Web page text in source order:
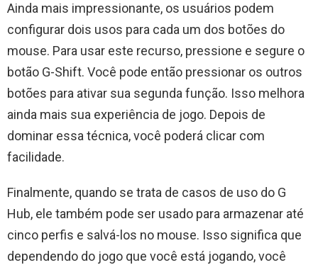
Ainda mais impressionante, os usuários podem
configurar dois usos para cada um dos botões do
mouse. Para usar este recurso, pressione e segure o
botão G-Shift. Você pode então pressionar os outros
botões para ativar sua segunda função. Isso melhora
ainda mais sua experiência de jogo. Depois de
dominar essa técnica, você poderá clicar com
facilidade.
Finalmente, quando se trata de casos de uso do G
Hub, ele também pode ser usado para armazenar até
cinco perfis e salvá-los no mouse. Isso significa que
dependendo do jogo que você está jogando, você